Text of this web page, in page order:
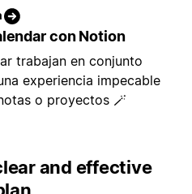
con Notion
trabajan en conjunto
experiencia impecable
o proyectos 🪄
and effective